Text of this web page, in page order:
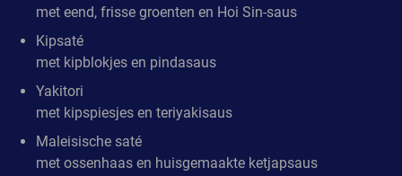
met eend, frisse groenten en Hoi Sin-saus
Kipsaté
met kipblokjes en pindasaus
Yakitori
met kipspiesjes en teriyakisaus
Maleisische saté
met ossenhaas en huisgemaakte ketjapsaus